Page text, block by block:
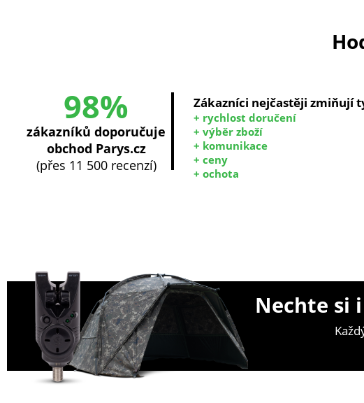
98%
zákazníků doporučuje
obchod Parys.cz
(přes 11 500 recenzí)
Zákazníci nejčastěji zmiňují
+ rychlost doručení
+ výběr zboží
+ komunikace
+ ceny
+ ochota
Nechte si